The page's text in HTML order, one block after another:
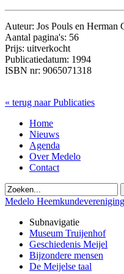
Auteur: Jos Pouls en Herman
Aantal pagina's: 56
Prijs: uitverkocht
Publicatiedatum: 1994
ISBN nr: 9065071318
« terug naar Publicaties
Home
Nieuws
Agenda
Over Medelo
Contact
Medelo Heemkundevereniging
Subnavigatie
Museum Truijenhof
Geschiedenis Meijel
Bijzondere mensen
De Meijelse taal